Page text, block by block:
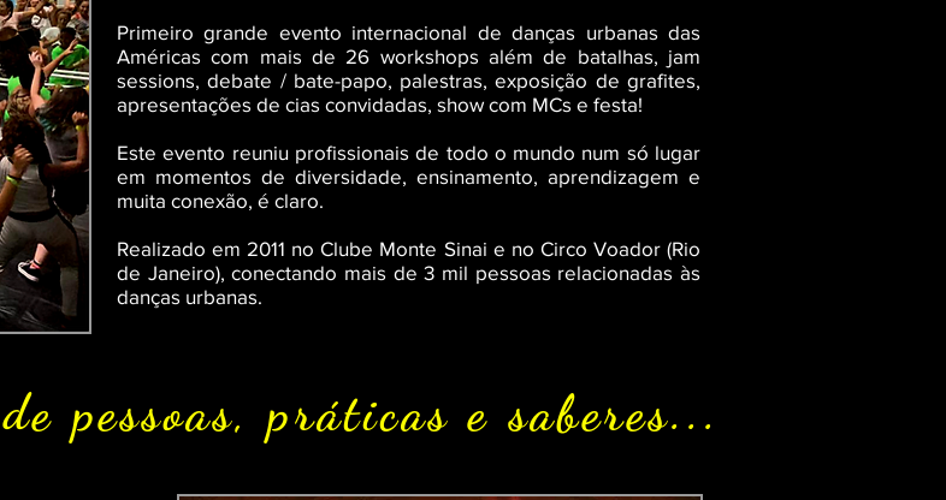
Primeiro grande evento internacional de danças urbanas das
Américas com mais de 26 workshops além de batalhas, jam
sessions, debate / bate-papo, palestras, exposição de grafites,
apresentações de cias convidadas, show com MCs e festa!
Este evento reuniu profissionais de todo o mundo num só lugar
em momentos de diversidade, ensinamento, aprendizagem e
muita conexão, é claro.
Realizado em 2011 no Clube Monte Sinai e no Circo Voador (Rio
de Janeiro), conectando mais de 3 mil pessoas relacionadas às
danças urbanas.
pessoas, práticas e saberes...